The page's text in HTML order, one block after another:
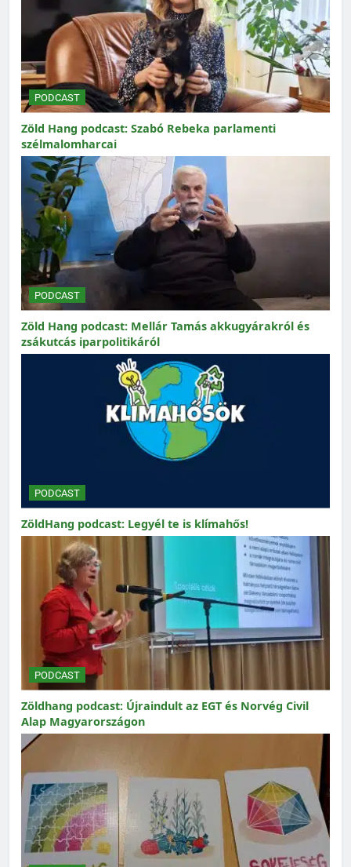
PODCAST
Zöld Hang podcast: Szabó Rebeka parlamenti
szélmalomharcai
PODCAST
Zöld Hang podcast: Mellár Tamás akkugyárakról és
zsákutcás iparpolitikáról
PODCAST
ZöldHang podcast: Legyél te is klímahős!
PODCAST
Zöldhang podcast: Újraindult az EGT és Norvég Civil
Alap Magyarországon